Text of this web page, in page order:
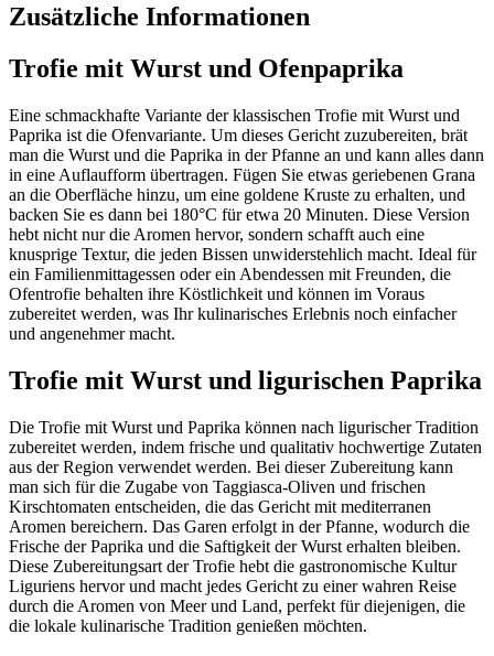
Zusätzliche Informationen
Trofie mit Wurst und Ofenpaprika
Eine schmackhafte Variante der klassischen Trofie mit Wurst und
Paprika ist die Ofenvariante. Um dieses Gericht zuzubereiten, brät
man die Wurst und die Paprika in der Pfanne an und kann alles dann
in eine Auflaufform übertragen. Fügen Sie etwas geriebenen Grana
an die Oberfläche hinzu, um eine goldene Kruste zu erhalten, und
backen Sie es dann bei 180°C für etwa 20 Minuten. Diese Version
hebt nicht nur die Aromen hervor, sondern schafft auch eine
knusprige Textur, die jeden Bissen unwiderstehlich macht. Ideal für
ein Familienmittagessen oder ein Abendessen mit Freunden, die
Ofentrofie behalten ihre Köstlichkeit und können im Voraus
zubereitet werden, was Ihr kulinarisches Erlebnis noch einfacher
und angenehmer macht.
Trofie mit Wurst und ligurischen Paprika
Die Trofie mit Wurst und Paprika können nach ligurischer Tradition
zubereitet werden, indem frische und qualitativ hochwertige Zutaten
aus der Region verwendet werden. Bei dieser Zubereitung kann
man sich für die Zugabe von Taggiasca-Oliven und frischen
Kirschtomaten entscheiden, die das Gericht mit mediterranen
Aromen bereichern. Das Garen erfolgt in der Pfanne, wodurch die
Frische der Paprika und die Saftigkeit der Wurst erhalten bleiben.
Diese Zubereitungsart der Trofie hebt die gastronomische Kultur
Liguriens hervor und macht jedes Gericht zu einer wahren Reise
durch die Aromen von Meer und Land, perfekt für diejenigen, die
die lokale kulinarische Tradition genießen möchten.